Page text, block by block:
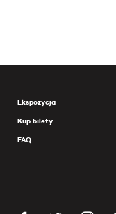
Ekspozycja
Kup bilety
FAQ